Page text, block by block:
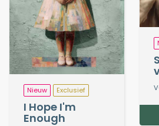
Nieuw Exclusief
I Hope I'm
Enough